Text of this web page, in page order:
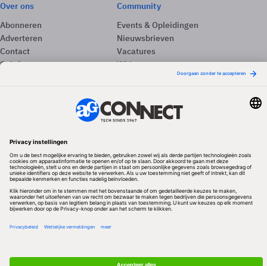
Over ons
Abonneren
Adverteren
Contact
Colofon
Community
Events & Opleidingen
Nieuwsbrieven
Vacatures
Whitepapers
Redactionele partner
Algemene Voorwaarden & Copyrights